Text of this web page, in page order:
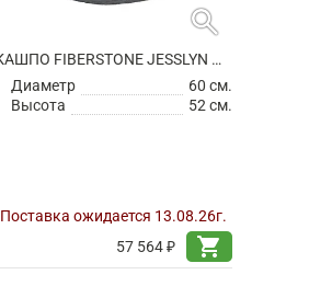
search
КАШПО FIBERSTONE JESSLYN M GREY
Диаметр
60 см.
Высота
52 см.
Поставка ожидается 13.08.26г.
57 564 ₽
shopping_cart